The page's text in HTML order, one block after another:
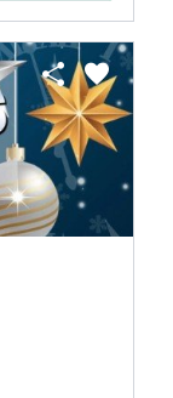
share favorite